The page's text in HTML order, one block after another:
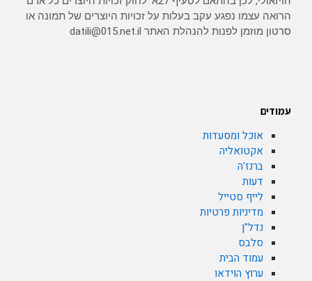
הרואה עצמו נפגע עקב בעלות על זכויות היוצרים של תמונה או
סרטון מוזמן לפנות להנהלת האתר datili@015.net.il
עמודים
אוכל ומסעדות
אקטואליה
ברנז'ה
דעות
לייף סטייל
מדיניות פרטיות
נדל"ן
סלבס
עמוד הבית
ערוץ הוידאו